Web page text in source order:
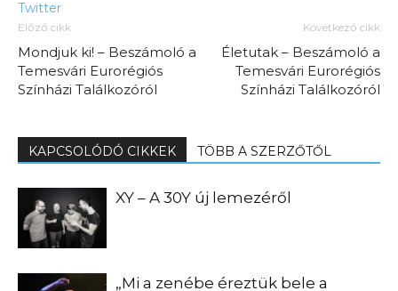
Twitter
Előző cikk
Mondjuk ki! – Beszámoló a
Temesvári Eurorégiós
Színházi Találkozóról
Következő cikk
Életutak – Beszámoló a
Temesvári Eurorégiós
Színházi Találkozóról
KAPCSOLÓDÓ CIKKEK TÖBB A SZERZŐTŐL
XY – A 30Y új lemezéről
„Mi a zenébe éreztük bele a